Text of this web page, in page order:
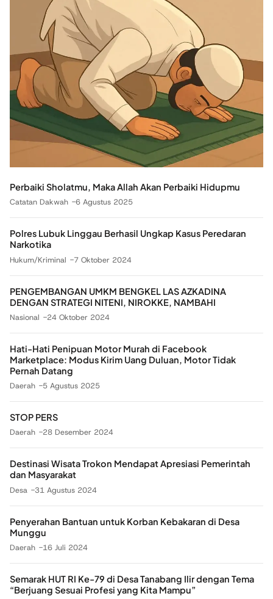
Perbaiki Sholatmu, Maka Allah Akan Perbaiki Hidupmu
Catatan Dakwah 6 Agustus 2025
Polres Lubuk Linggau Berhasil Ungkap Kasus Peredaran
Narkotika
Hukum/Kriminal 7 Oktober 2024
PENGEMBANGAN UMKM BENGKEL LAS AZKADINA
DENGAN STRATEGI NITENI, NIROKKE, NAMBAHI
Nasional 24 Oktober 2024
Hati-Hati Penipuan Motor Murah di Facebook
Marketplace: Modus Kirim Uang Duluan, Motor Tidak
Pernah Datang
Daerah 5 Agustus 2025
STOP PERS
Daerah 28 Desember 2024
Destinasi Wisata Trokon Mendapat Apresiasi Pemerintah
dan Masyarakat
Desa 31 Agustus 2024
Penyerahan Bantuan untuk Korban Kebakaran di Desa
Munggu
Daerah 16 Juli 2024
Semarak HUT RI Ke-79 di Desa Tanabang Ilir dengan Tema
“Berjuang Sesuai Profesi yang Kita Mampu”